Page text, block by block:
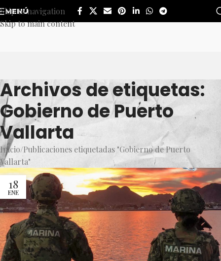
Skip to navigation
Skip to main content
MENÚ
Archivos de etiquetas:
Gobierno de Puerto
Vallarta
Inicio Publicaciones etiquetadas "Gobierno de Puerto
Vallarta"
18
ENE